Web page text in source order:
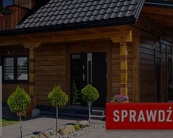
preferencjami dot. przetwarzania danych poprzez
do „Ustawień Zaawansowanych”. Zmiana ustawień
w następujących celach:
charakterystyki urządzenia do celów identyfikacji.
reklamy i treści, pomiar reklam i treści,